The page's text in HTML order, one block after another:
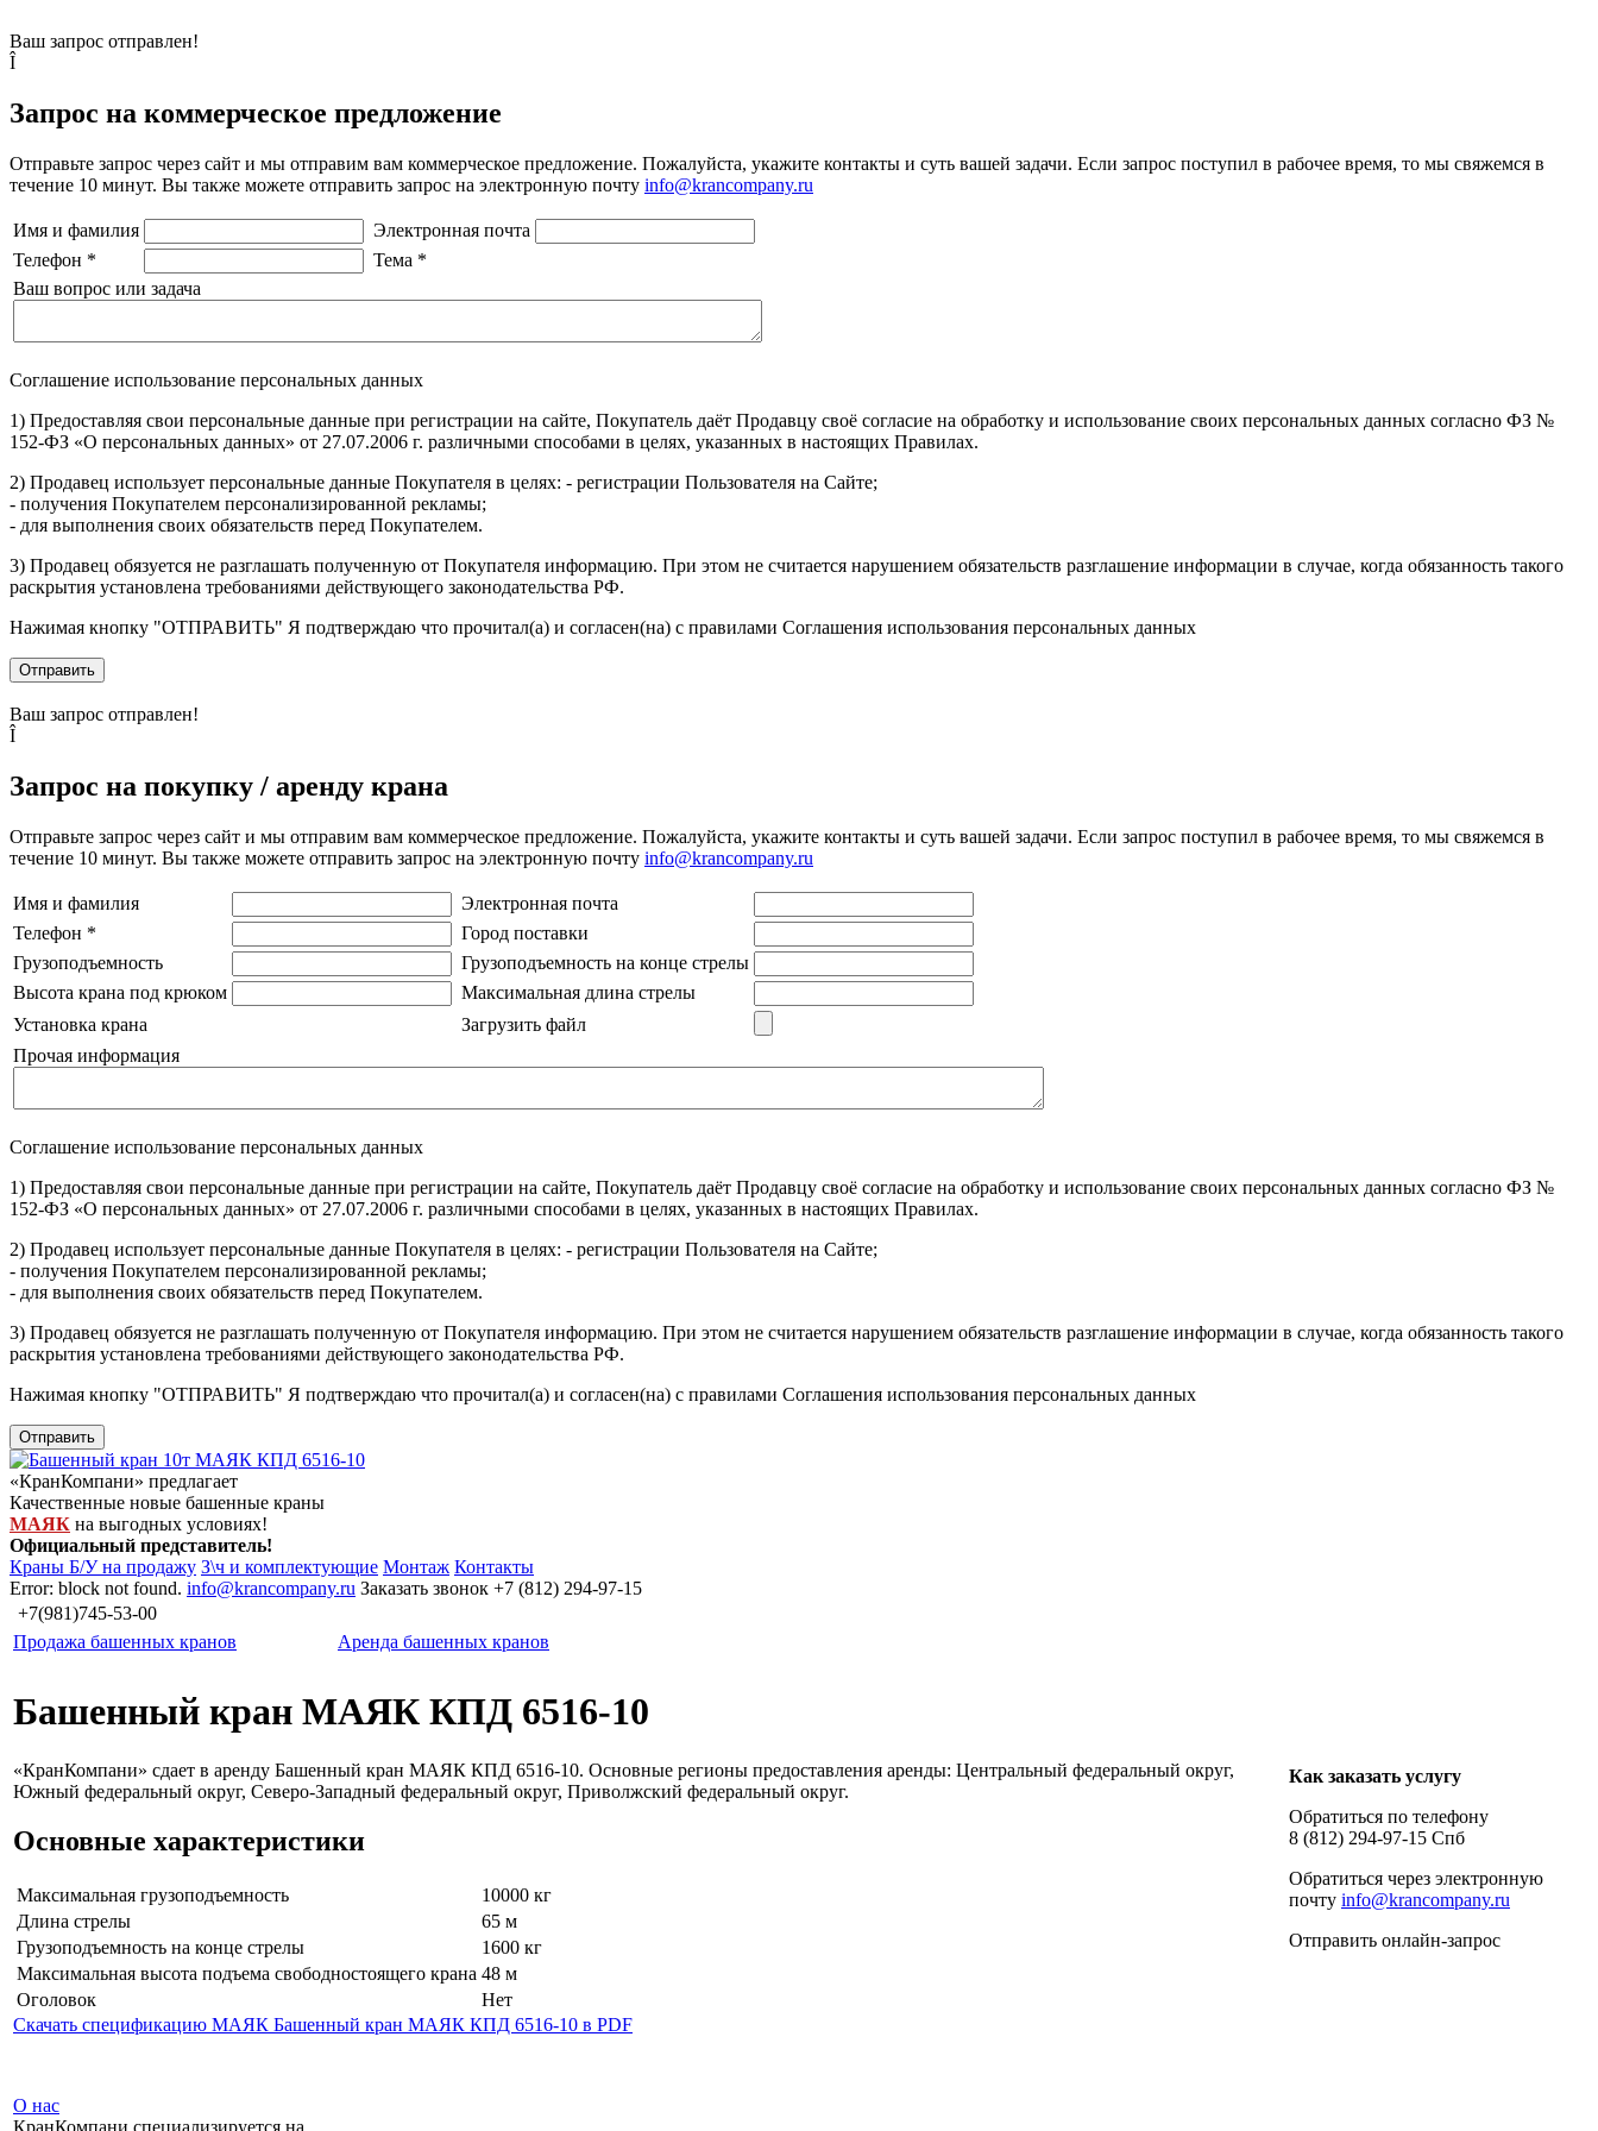
Ваш запрос отправлен!
Î
Запрос на коммерческое предложение
Отправьте запрос через сайт и мы отправим вам коммерческое предложение. Пожалуйста, укажите контакты и суть вашей задачи. Если запрос поступил в рабочее время, то мы свяжемся в
течение 10 минут. Вы также можете отправить запрос на электронную почту info@krancompany.ru
Имя и фамилия
Электронная почта
Телефон * Тема *
Ваш вопрос или задача
Соглашение использование персональных данных
1) Предоставляя свои персональные данные при регистрации на сайте, Покупатель даёт Продавцу своё согласие на обработку и использование своих персональных данных согласно ФЗ №
152-ФЗ «О персональных данных» от 27.07.2006 г. различными способами в целях, указанных в настоящих Правилах.
2) Продавец использует персональные данные Покупателя в целях: - регистрации Пользователя на Сайте;
- получения Покупателем персонализированной рекламы;
- для выполнения своих обязательств перед Покупателем.
3) Продавец обязуется не разглашать полученную от Покупателя информацию. При этом не считается нарушением обязательств разглашение информации в случае, когда обязанность такого
раскрытия установлена требованиями действующего законодательства РФ.
Нажимая кнопку "ОТПРАВИТЬ" Я подтверждаю что прочитал(а) и согласен(на) с правилами Соглашения использования персональных данных
Отправить
Ваш запрос отправлен!
Î
Запрос на покупку / аренду крана
Отправьте запрос через сайт и мы отправим вам коммерческое предложение. Пожалуйста, укажите контакты и суть вашей задачи. Если запрос поступил в рабочее время, то мы свяжемся в
течение 10 минут. Вы также можете отправить запрос на электронную почту info@krancompany.ru
Имя и фамилия
Электронная почта
Телефон *
Город поставки
Грузоподъемность
Грузоподъемность на конце стрелы
Высота крана под крюком
Максимальная длина стрелы
Установка крана
Загрузить файл
Прочая информация
Соглашение использование персональных данных
1) Предоставляя свои персональные данные при регистрации на сайте, Покупатель даёт Продавцу своё согласие на обработку и использование своих персональных данных согласно ФЗ №
152-ФЗ «О персональных данных» от 27.07.2006 г. различными способами в целях, указанных в настоящих Правилах.
2) Продавец использует персональные данные Покупателя в целях: - регистрации Пользователя на Сайте;
- получения Покупателем персонализированной рекламы;
- для выполнения своих обязательств перед Покупателем.
3) Продавец обязуется не разглашать полученную от Покупателя информацию. При этом не считается нарушением обязательств разглашение информации в случае, когда обязанность такого
раскрытия установлена требованиями действующего законодательства РФ.
Нажимая кнопку "ОТПРАВИТЬ" Я подтверждаю что прочитал(а) и согласен(на) с правилами Соглашения использования персональных данных
Отправить
«КранКомпани» предлагает
Качественные новые башенные краны
МАЯК на выгодных условиях!
Официальный представитель!
Краны Б/У на продажу З\ч и комплектующие Монтаж Контакты
Error: block not found. info@krancompany.ru Заказать звонок +7 (812) 294-97-15
+7(981)745-53-00
Продажа башенных кранов
Аренда башенных кранов
Башенный кран МАЯК КПД 6516-10
«КранКомпани» сдает в аренду Башенный кран МАЯК КПД 6516-10. Основные регионы предоставления аренды: Центральный федеральный округ,
Южный федеральный округ, Северо-Западный федеральный округ, Приволжский федеральный округ.
Основные характеристики
Максимальная грузоподъемность
10000 кг
Длина стрелы
65 м
Грузоподъемность на конце стрелы
1600 кг
Максимальная высота подъема свободностоящего крана 48 м
Оголовок
Нет
Скачать спецификацию МАЯК Башенный кран МАЯК КПД 6516-10 в PDF
Как заказать услугу
Обратиться по телефону
8 (812) 294-97-15 Спб
Обратиться через электронную
почту info@krancompany.ru
Отправить онлайн-запрос
О нас
КранКомпани специализируется на